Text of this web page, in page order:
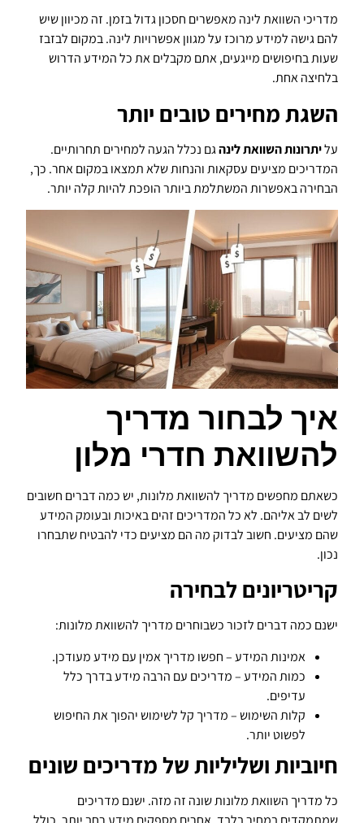
מדריכי השוואת לינה מאפשרים חסכון גדול בזמן. זה מכיוון שיש
להם גישה למידע מרוכז על מגוון אפשרויות לינה. במקום לבזבז
שעות בחיפושים מייגעים, אתם מקבלים את כל המידע הדרוש
בלחיצה אחת.
השגת מחירים טובים יותר
עליתרונות השוואת לינהגם נכלל הגעה למחירים תחרותיים.
המדריכים מציעים עסקאות והנחות שלא תמצאו במקום אחר. כך,
הבחירה באפשרות המשתלמת ביותר הופכת להיות קלה יותר.
איך לבחור מדריך
להשוואת חדרי מלון
כשאתם מחפשים מדריך להשוואת מלונות, יש כמה דברים חשובים
לשים לב אליהם. לא כל המדריכים זהים באיכות ובעומק המידע
שהם מציעים. חשוב לבדוק מה הם מציעים כדי להבטיח שתבחרו
נכון.
קריטריונים לבחירה
ישנם כמה דברים לזכור כשבוחרים מדריך להשוואת מלונות:
אמינות המידע – חפשו מדריך אמין עם מידע מעודכן.
כמות המידע – מדריכים עם הרבה מידע בדרך כלל
עדיפים.
קלות השימוש – מדריך קל לשימוש יהפוך את החיפוש
לפשוט יותר.
חיוביות ושליליות של מדריכים שונים
כל מדריך השוואת מלונות שונה זה מזה. ישנם מדריכים